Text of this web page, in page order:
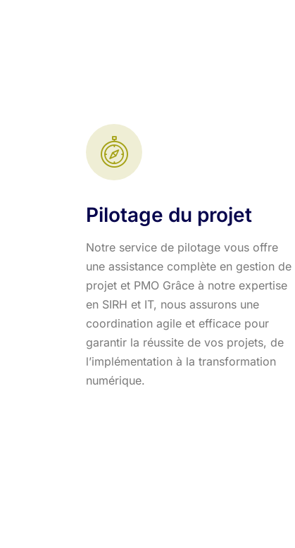
Pilotage du projet
Notre service de pilotage vous offre
une assistance complète en gestion de
projet et PMO Grâce à notre expertise
en SIRH et IT, nous assurons une
coordination agile et efficace pour
garantir la réussite de vos projets, de
l’implémentation à la transformation
numérique.